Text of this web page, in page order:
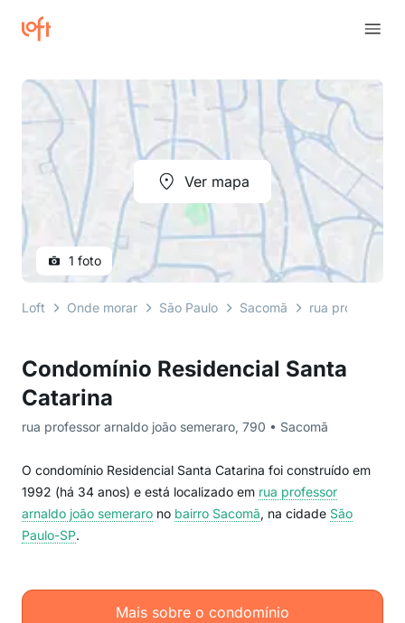
Condomínio Residencial Santa
Catarina
rua professor arnaldo joão semeraro, 790 • Sacomã
O condomínio Residencial Santa Catarina foi construído em
1992 (há 34 anos) e está localizado em rua professor
arnaldo joão semeraro no bairro Sacomã, na cidade São
Paulo-SP.
Mais sobre o condomínio
Ver mapa
1 foto
Loft Onde morar São Paulo Sacomã rua professor